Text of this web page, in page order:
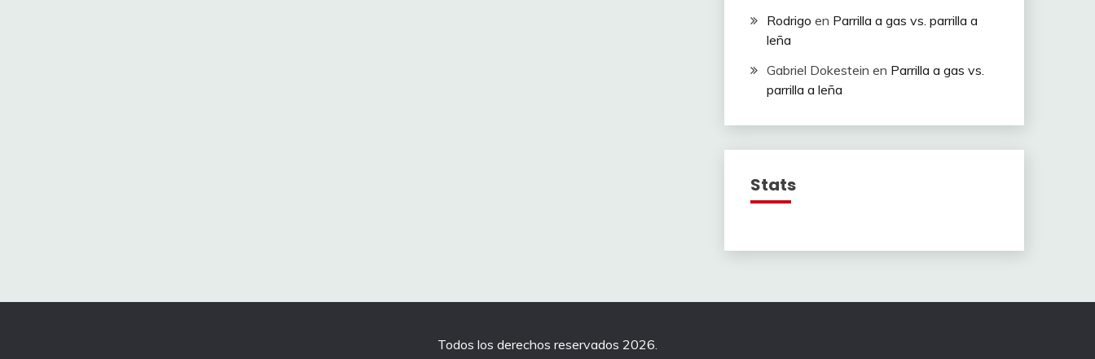
Rodrigo en Parrilla a gas vs. parrilla a
leña
Gabriel Dokestein en Parrilla a gas vs.
parrilla a leña
Stats
Todos los derechos reservados 2026.